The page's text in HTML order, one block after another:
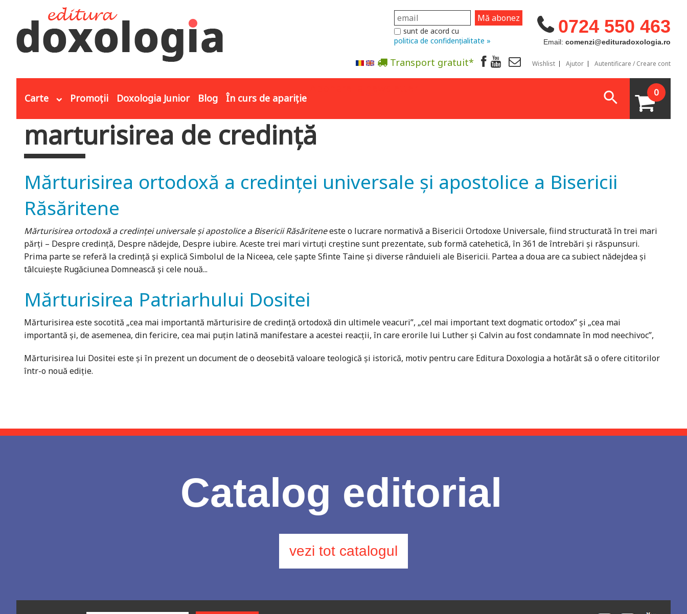
0724 550 463
Email: comenzi@edituradoxologia.ro
sunt de acord cu
politica de confidențialitate »
Transport gratuit* Wishlist Ajutor Autentificare / Creare cont
Carte Promoții Doxologia Junior Blog În curs de apariție 0
Eşti aici
marturisirea de credință
Mărturisirea ortodoxă a credinţei universale şi apostolice a Bisericii
Răsăritene
Mărturisirea ortodoxă a credinţei universale şi apostolice a Bisericii Răsăriteneeste o lucrare normativă a Bisericii Ortodoxe Universale, fiind structurată în trei mari
părţi – Despre credinţă, Despre nădejde, Despre iubire. Aceste trei mari virtuţi creştine sunt prezentate, sub formă catehetică, în 361 de întrebări şi răspunsuri.
Prima parte se referă la credinţă şi explică Simbolul de la Niceea, cele şapte Sfinte Taine şi diverse rânduieli ale Bisericii. Partea a doua are ca subiect nădejdea şi
tâlcuieşte Rugăciunea Domnească şi cele nouă...
Mărturisirea Patriarhului Dositei
Mărturisirea este socotită „cea mai importantă mărturisire de credinţă ortodoxă din ultimele veacuri”, „cel mai important text dogmatic ortodox” şi „cea mai
importantă şi, de asemenea, din fericire, cea mai puţin latină manifestare a acestei reacţii, în care erorile lui Luther şi Calvin au fost condamnate în mod neechivoc”,
Mărturisirea lui Dositei este şi în prezent un document de o deosebită valoare teologică şi istorică, motiv pentru care Editura Doxologia a hotărât să o ofere cititorilor
într-o nouă ediţie.
Catalog editorial
vezi tot catalogul